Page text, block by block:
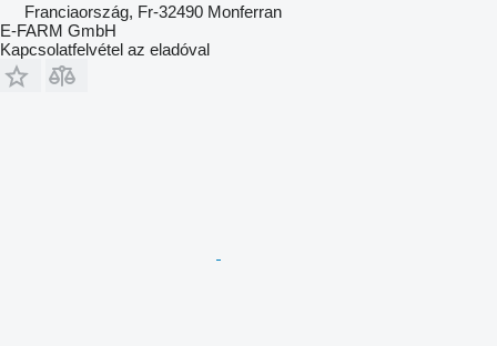
Franciaország, Fr-32490 Monferran
E-FARM GmbH
Kapcsolatfelvétel az eladóval